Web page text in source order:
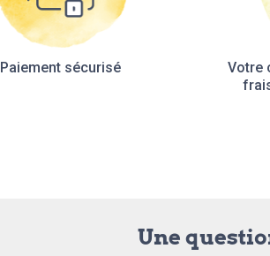
Paiement sécurisé
Votre
Une